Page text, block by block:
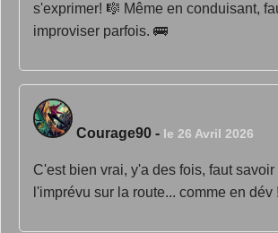
s'exprimer! 🎼 Même en conduisant,
improviser parfois. 🚌
Courage90 - le 26 Avril 2026
C'est bien vrai, y'a des fois, faut savoir
l'imprévu sur la route... comme en dév